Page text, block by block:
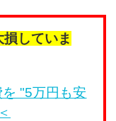
損していま
"5万円も安